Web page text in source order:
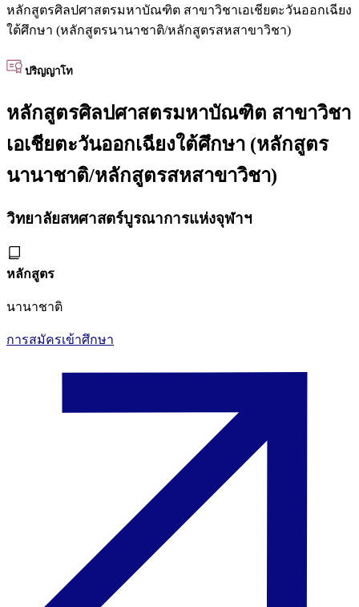
หลักสูตรศิลปศาสตรมหาบัณฑิต สาขาวิชาเอเชียตะวันออกเฉียง
ใต้ศึกษา (หลักสูตรนานาชาติ/หลักสูตรสหสาขาวิชา)
ปริญญาโท
หลักสูตรศิลปศาสตรมหาบัณฑิต สาขาวิชา
เอเชียตะวันออกเฉียงใต้ศึกษา (หลักสูตร
นานาชาติ/หลักสูตรสหสาขาวิชา)
วิทยาลัยสหศาสตร์บูรณาการแห่งจุฬาฯ
หลักสูตร
นานาชาติ
การสมัครเข้าศึกษา